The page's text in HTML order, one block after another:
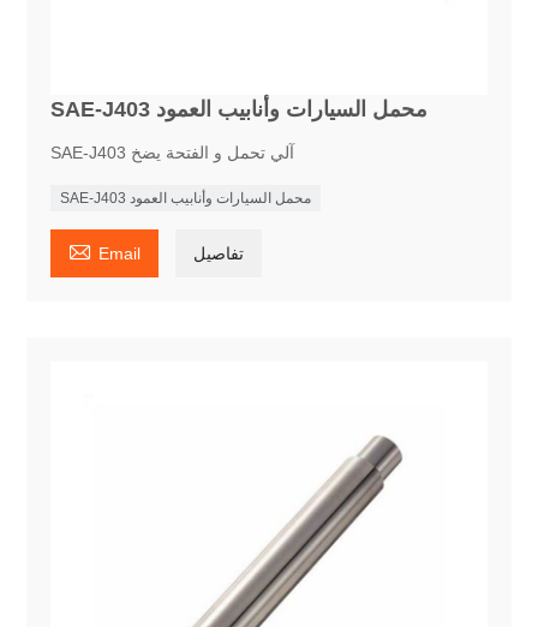
SAE-J403 محمل السيارات وأنابيب العمود
SAE-J403 آلي تحمل و الفتحة يضخ
SAE-J403 محمل السيارات وأنابيب العمود
 Email تفاصيل